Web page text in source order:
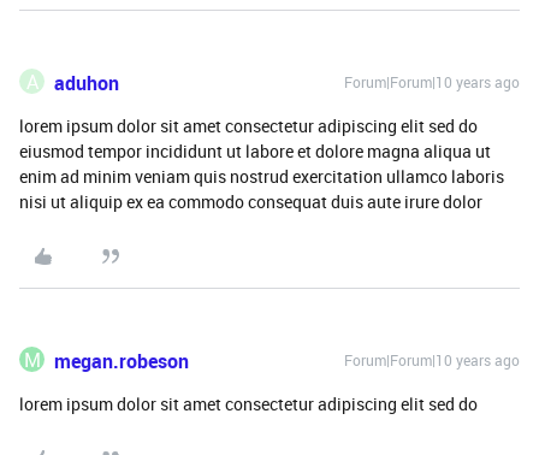
A aduhon Forum|Forum|10 years ago
lorem ipsum dolor sit amet consectetur adipiscing elit sed do
eiusmod tempor incididunt ut labore et dolore magna aliqua ut
enim ad minim veniam quis nostrud exercitation ullamco laboris
nisi ut aliquip ex ea commodo consequat duis aute irure dolor
M megan.robeson Forum|Forum|10 years ago
lorem ipsum dolor sit amet consectetur adipiscing elit sed do